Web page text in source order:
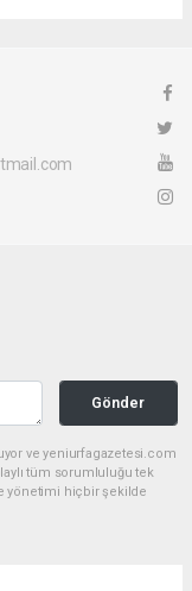
Gönder
ve yeniurfagazetesi.com
tüm sorumluluğu tek
yönetimi hiçbir şekilde